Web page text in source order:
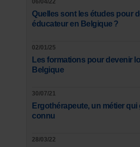
06/04/22
Quelles sont les études pour
éducateur en Belgique ?
02/01/25
Les formations pour devenir
Belgique
30/07/21
Ergothérapeute, un métier qui
connu
28/03/22